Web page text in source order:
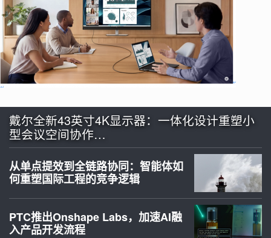
戴尔全新43英寸4K显示器：一体化设计重塑小
型会议空间协作…
从单点提效到全链路协同：智能体如
何重塑国际工程的竞争逻辑
PTC推出Onshape Labs，加速AI融
入产品开发流程